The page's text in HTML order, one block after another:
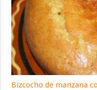
Bizcocho de manzana